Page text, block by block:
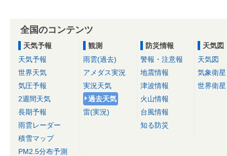
全国のコンテンツ
天気予報
天気予報
世界天気
気圧予報
2週間天気
長期予報
雨雲レーダー
積雪マップ
PM2.5分布予測
観測
雨雲(過去)
アメダス実況
実況天気
過去天気
雷(実況)
防災情報
警報・注意報
地震情報
津波情報
火山情報
台風情報
知る防災
天気図
天気図
気象衛星
世界衛星